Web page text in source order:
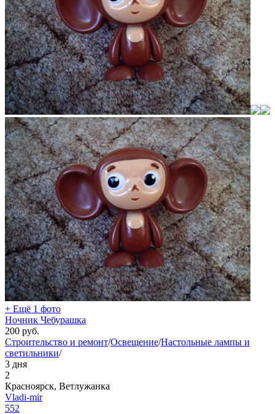
+ Ещё 1 фото
Ночник Чебурашка
200 руб.
Строительство и ремонт/Освещение/Настольные лампы и
светильники/
3 дня
2
Красноярск, Ветлужанка
Vladi-mir
552